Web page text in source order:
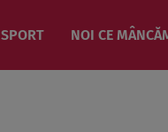
NOI CE